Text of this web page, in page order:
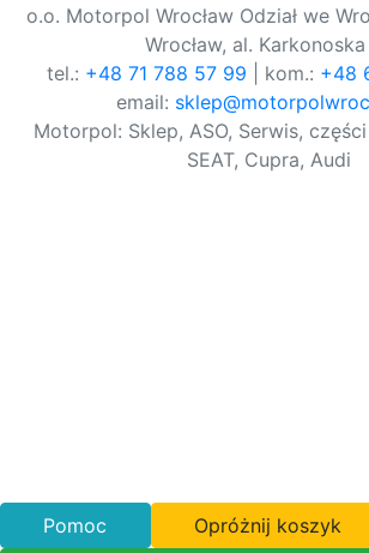
o.o. Motorpol Wrocław Odział we
Wrocław, al. Karkonoska
tel.: +48 71 788 57 99 | kom.: +48
email:
Motorpol: Sklep, ASO, Serwis,
SEAT, Cupra, Audi
Pomoc Opróżnij koszyk